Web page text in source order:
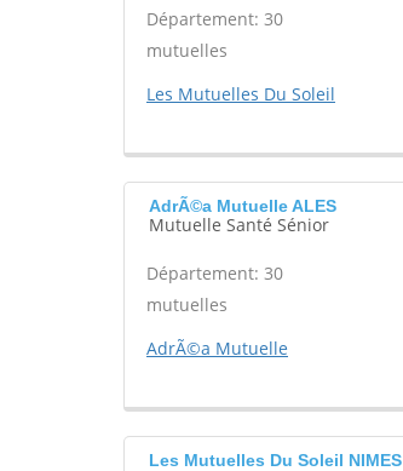
Département: 30
mutuelles
Les Mutuelles Du Soleil
AdrÃ©a Mutuelle ALES
Mutuelle Santé Sénior
Département: 30
mutuelles
AdrÃ©a Mutuelle
Les Mutuelles Du Soleil NIMES